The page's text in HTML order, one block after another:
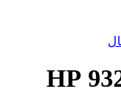
کارتریج جوهر افشان 932 HP